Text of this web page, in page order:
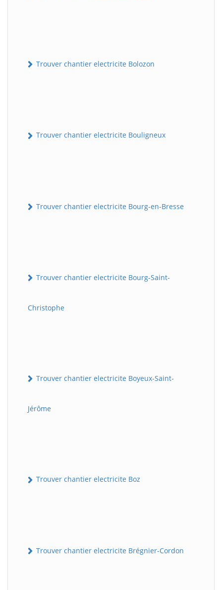
Trouver chantier electricite Bolozon
Trouver chantier electricite Bouligneux
Trouver chantier electricite Bourg-en-Bresse
Trouver chantier electricite Bourg-Saint-
Christophe
Trouver chantier electricite Boyeux-Saint-
Jérôme
Trouver chantier electricite Boz
Trouver chantier electricite Brégnier-Cordon